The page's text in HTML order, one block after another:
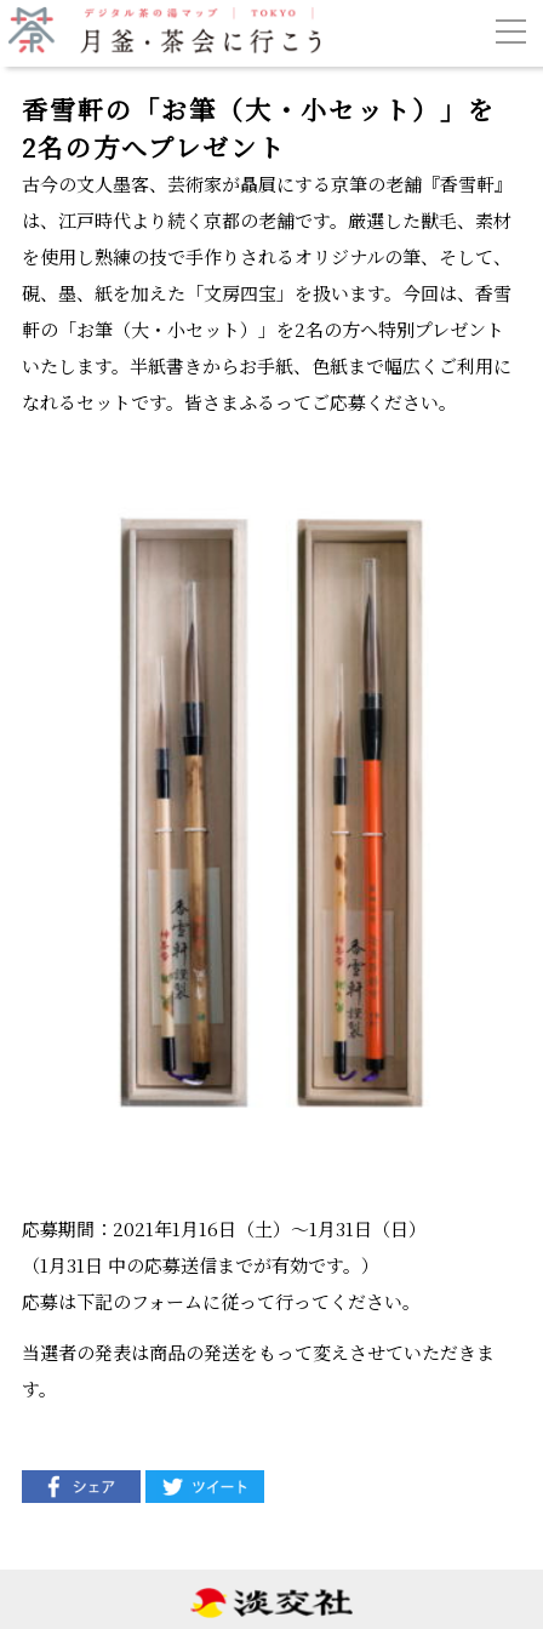
香雪軒の「お筆（大・小セット）」を
2名の方へプレゼント
古今の文人墨客、芸術家が贔屓にする京筆の老舗『香雪軒』
は、江戸時代より続く京都の老舗です。厳選した獣毛、素材
を使用し熟練の技で手作りされるオリジナルの筆、そして、
硯、墨、紙を加えた「文房四宝」を扱います。今回は、香雪
軒の「お筆（大・小セット）」を2名の方へ特別プレゼント
いたします。半紙書きからお手紙、色紙まで幅広くご利用に
なれるセットです。皆さまふるってご応募ください。
応募期間： 2021年1 月16日（土）～1 月31 日（日）
（1 月31 日 中の応募送信までが有効です。）
応募は下記のフォームに従って行ってください。
当選者の発表は商品の発送をもって変えさせていただきま
す。